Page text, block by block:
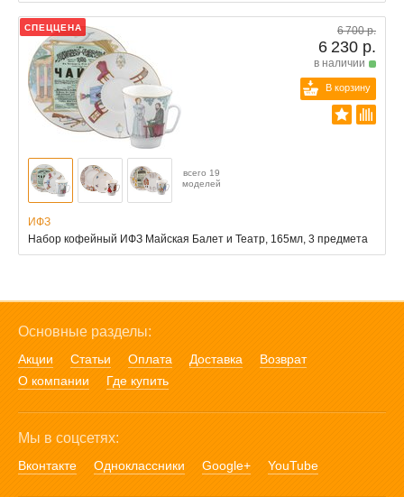
СПЕЦЦЕНА 6 700 р.
6 230 р.
в наличии
В корзину
всего 19
моделей
ИФЗ
Набор кофейный ИФЗ Майская Балет и Театр, 165мл, 3 предмета
Основные разделы:
Акции Статьи Оплата Доставка
Возврат
О компании
Где купить
Мы в соцсетях:
Вконтакте Одноклассники Google+ YouTube